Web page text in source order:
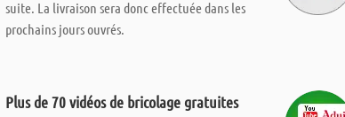
suite. La livraison sera donc effectuée dans les
prochains jours ouvrés.
Plus de 70 vidéos de bricolage gratuites